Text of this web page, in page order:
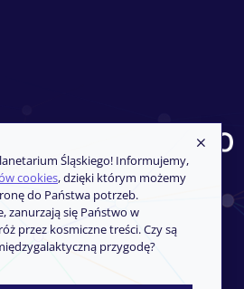
Śląskiego! Informujemy,
cookies, dzięki którym możemy
do Państwa potrzeb.
zanurzają się Państwo w
przez kosmiczne treści. Czy są
przygodę?